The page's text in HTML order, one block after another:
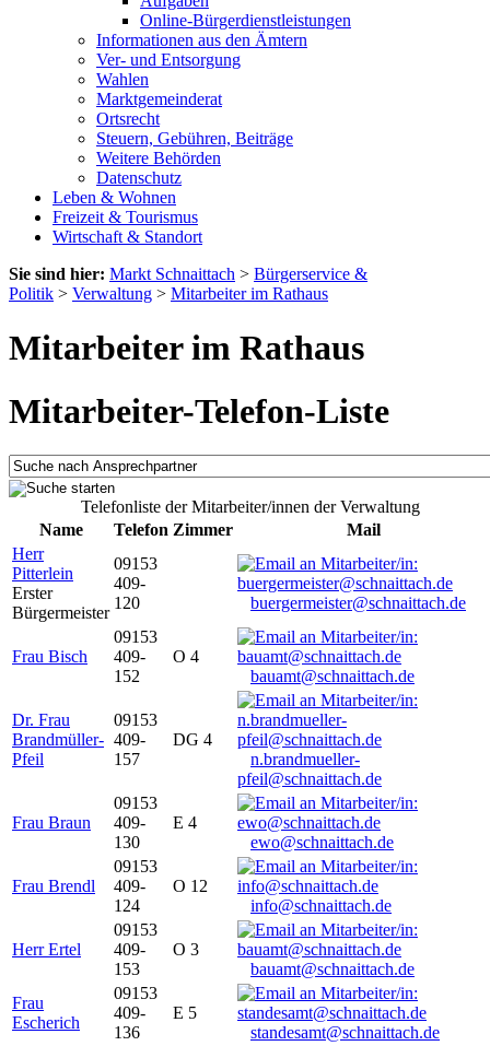
Online-Bürgerdienstleistungen
Informationen aus den Ämtern
Ver- und Entsorgung
Wahlen
Marktgemeinderat
Ortsrecht
Steuern, Gebühren, Beiträge
Weitere Behörden
Datenschutz
Leben & Wohnen
Freizeit & Tourismus
Wirtschaft & Standort
Sie sind hier: Markt Schnaittach > Bürgerservice &
Politik > Verwaltung > Mitarbeiter im Rathaus
Mitarbeiter im Rathaus
Mitarbeiter-Telefon-Liste
Telefonliste der Mitarbeiter/innen der Verwaltung
Name
Telefon Zimmer
Mail
Herr
Pitterlein
Erster
Bürgermeister
09153
409-
120
buergermeister@schnaittach.de
Frau Bisch
09153
409-
152
O 4
bauamt@schnaittach.de
Dr. Frau
Brandmüller-
Pfeil
09153
409-
157
DG 4
n.brandmueller-
pfeil@schnaittach.de
Frau Braun
09153
409-
130
E 4
ewo@schnaittach.de
Frau Brendl
09153
409-
124
O 12
info@schnaittach.de
Herr Ertel
09153
409-
153
O 3
bauamt@schnaittach.de
Frau
Escherich
09153
409-
136
E 5
standesamt@schnaittach.de